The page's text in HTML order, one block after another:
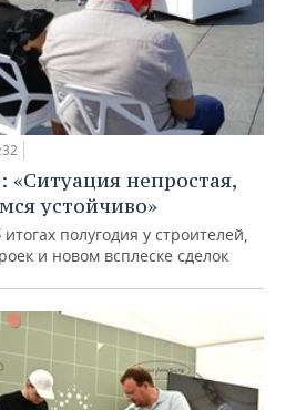
непростая,
устойчиво»
полугодия у строителей,
и новом всплеске сделок